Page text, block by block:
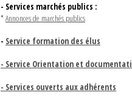
- Services marchés publics :
*Annonces de marchés publics
- Service formation des élus
- Service Orientation et
- Services ouverts aux adhérents